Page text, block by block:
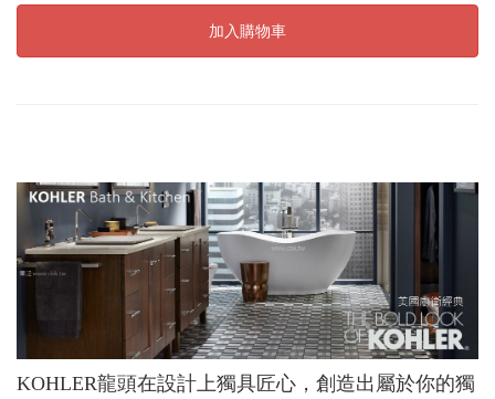
加入購物車
KOHLER龍頭在設計上獨具匠心，創造出屬於你的獨